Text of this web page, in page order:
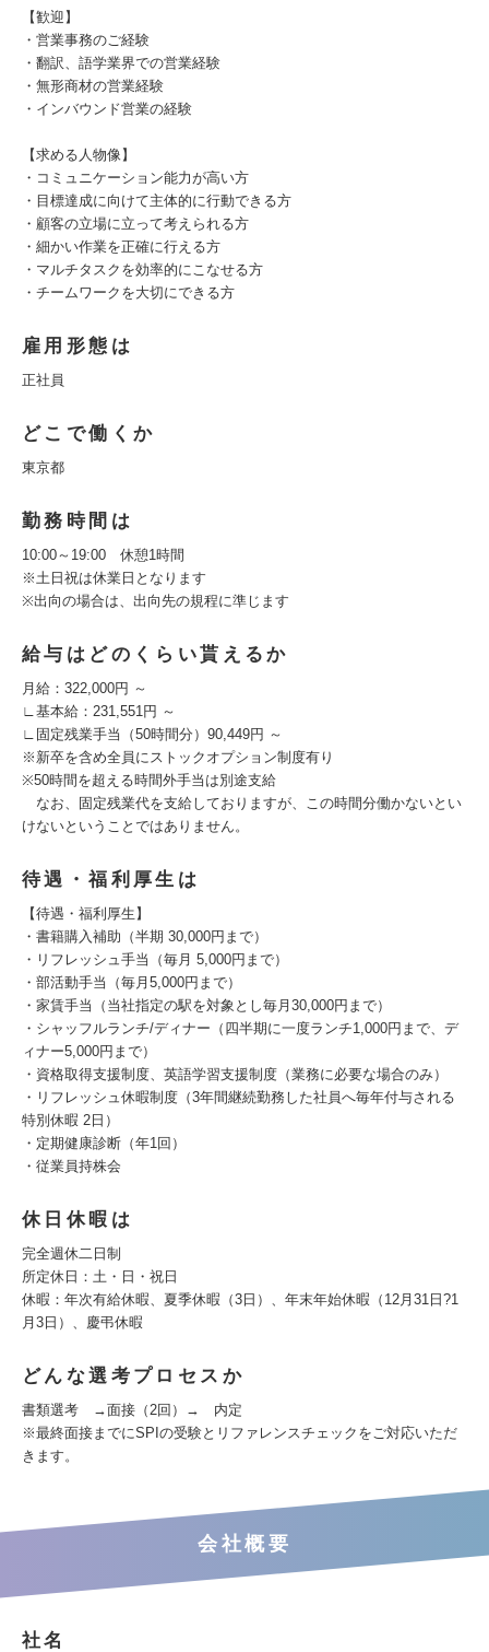
【歓迎】
・営業事務のご経験
・翻訳、語学業界での営業経験
・無形商材の営業経験
・インバウンド営業の経験
【求める人物像】
・コミュニケーション能力が高い方
・目標達成に向けて主体的に行動できる方
・顧客の立場に立って考えられる方
・細かい作業を正確に行える方
・マルチタスクを効率的にこなせる方
・チームワークを大切にできる方
雇用形態は
正社員
どこで働くか
東京都
勤務時間は
10:00～19:00 休憩1時間
※土日祝は休業日となります
※出向の場合は、出向先の規程に準じます
給与はどのくらい貰えるか
月給：322,000円 ～
∟基本給：231,551円 ～
∟固定残業手当（50時間分）90,449円 ～
※新卒を含め全員にストックオプション制度有り
※50時間を超える時間外手当は別途支給
なお、固定残業代を支給しておりますが、この時間分働かないとい
けないということではありません。
待遇・福利厚生は
【待遇・福利厚生】
・書籍購入補助（半期 30,000円まで）
・リフレッシュ手当（毎月 5,000円まで）
・部活動手当（毎月5,000円まで）
・家賃手当（当社指定の駅を対象とし毎月30,000円まで）
・シャッフルランチ/ディナー（四半期に一度ランチ1,000円まで、デ
ィナー5,000円まで）
・資格取得支援制度、英語学習支援制度（業務に必要な場合のみ）
・リフレッシュ休暇制度（3年間継続勤務した社員へ毎年付与される
特別休暇 2日）
・定期健康診断（年1回）
・従業員持株会
休日休暇は
完全週休二日制
所定休日：土・日・祝日
休暇：年次有給休暇、夏季休暇（3日）、年末年始休暇（12月31日?1
月3日）、慶弔休暇
どんな選考プロセスか
書類選考 →面接（2回）→ 内定
※最終面接までにSPIの受験とリファレンスチェックをご対応いただ
きます。
会社概要
社名